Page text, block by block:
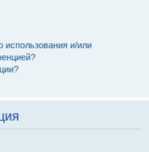
использования и/или